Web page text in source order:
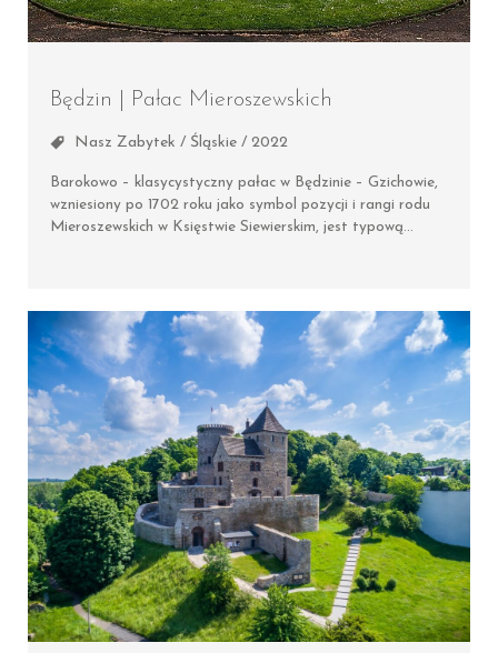
Będzin | Pałac Mieroszewskich
Nasz Zabytek / Śląskie / 2022
Barokowo – klasycystyczny pałac w Będzinie – Gzichowie,
wzniesiony po 1702 roku jako symbol pozycji i rangi rodu
Mieroszewskich w Księstwie Siewierskim, jest typową…